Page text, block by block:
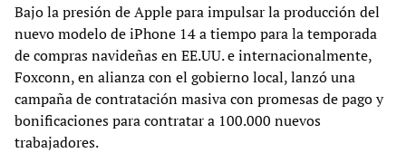
Bajo la presión de Apple para impulsar la producción del
nuevo modelo de iPhone 14 a tiempo para la temporada
de compras navideñas en EE.UU. e internacionalmente,
Foxconn, en alianza con el gobierno local, lanzó una
campaña de contratación masiva con promesas de pago y
bonificaciones para contratar a 100.000 nuevos
trabajadores.